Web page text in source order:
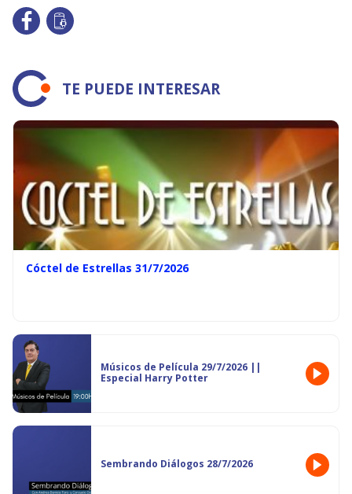
TE PUEDE INTERESAR
Cóctel de Estrellas 31/7/2026
Músicos de Película 29/7/2026 ||
Especial Harry Potter
Sembrando Diálogos 28/7/2026